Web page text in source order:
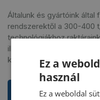
Általunk és gyártóink
rendszerektől a 300-400
technológiákhoz
illetve 6 méteres
kiegészítővel (csőbilincs,
Ez a
használ
Ez a weboldal